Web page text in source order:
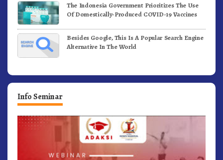
The Indonesia Government Prioritizes The Use
Of Domestically-Produced COVID-19 Vaccines
Besides Google, This Is A Popular Search Engine
Alternative In The World
Info Seminar